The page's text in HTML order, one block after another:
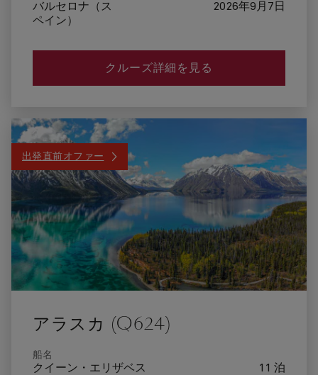
バルセロナ（ス
ペイン）
2026年9月7日
クルーズ詳細を見る
出発直前オファー
アラスカ (Q624)
船名
クイーン・エリザベス 11 泊